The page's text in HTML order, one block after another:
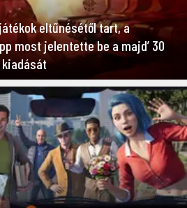
eltűnésétől tart, a
most jelentette be a majd’ 30
kiadását